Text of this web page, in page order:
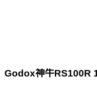
Godox神牛RS100R